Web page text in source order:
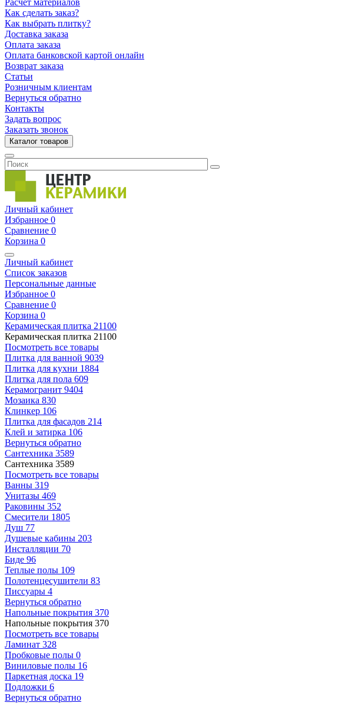
Расчет материалов
Как сделать заказ?
Как выбрать плитку?
Доставка заказа
Оплата заказа
Оплата банковской картой онлайн
Возврат заказа
Статьи
Розничным клиентам
Вернуться обратно
Контакты
Задать вопрос
Заказать звонок
Каталог товаров
Личный кабинет
Избранное 0
Сравнение 0
Корзина 0
Личный кабинет
Список заказов
Персональные данные
Избранное 0
Сравнение 0
Корзина 0
Керамическая плитка 21100
Керамическая плитка 21100
Посмотреть все товары
Плитка для ванной 9039
Плитка для кухни 1884
Плитка для пола 609
Керамогранит 9404
Мозаика 830
Клинкер 106
Плитка для фасадов 214
Клей и затирка 106
Вернуться обратно
Сантехника 3589
Сантехника 3589
Посмотреть все товары
Ванны 319
Унитазы 469
Раковины 352
Смесители 1805
Душ 77
Душевые кабины 203
Инсталляции 70
Биде 96
Теплые полы 109
Полотенцесушители 83
Писсуары 4
Вернуться обратно
Напольные покрытия 370
Напольные покрытия 370
Посмотреть все товары
Ламинат 328
Пробковые полы 0
Виниловые полы 16
Паркетная доска 19
Подложки 6
Вернуться обратно